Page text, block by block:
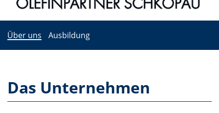
Über uns Ausbildung
Das Unternehmen